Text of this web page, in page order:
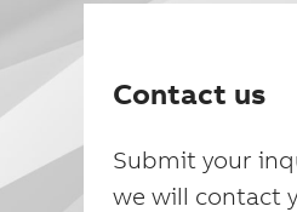
Contact us
Submit your
we will contact